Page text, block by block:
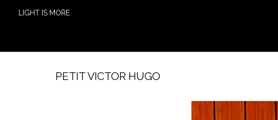
LIGHT IS MORE
PETIT VICTOR HUGO